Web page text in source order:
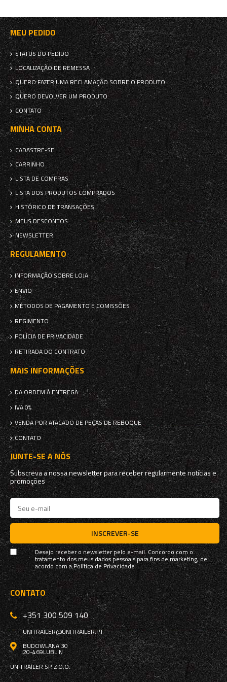
MEU PEDIDO
STATUS DO PEDIDO
LOCALIZAÇÃO DE REMESSA
QUERO FAZER UMA RECLAMAÇÃO SOBRE O PRODUTO
QUERO DEVOLVER UM PRODUTO
CONTATO
MINHA CONTA
CADASTRE-SE
CARRINHO
LISTA DE COMPRAS
LISTA DOS PRODUTOS COMPRADOS
HISTÓRICO DE TRANSAÇÕES
MEUS DESCONTOS
NEWSLETTER
REGULAMENTO
INFORMAÇÃO SOBRE LOJA
ENVIO
MÉTODOS DE PAGAMENTO E COMISSÕES
REGIMENTO
POLÍCIA DE PRIVACIDADE
RETIRADA DO CONTRATO
MAIS INFORMAÇÕES
DA ORDEM À ENTREGA
IVA 0%
VENDA POR ATACADO DE PEÇAS DE REBOQUE
CONTATO
JUNTE-SE A NÓS
Subscreva a nossa newsletter para receber regularmente notícias e
promoções
INSCREVER-SE
Desejo receber o newsletter pelo e-mail. Concordo com o
tratamento dos meus dados pessoais para fins de marketing, de
acordo com aPolítica de Privacidade
CONTATO
+351 300 509 140
UNITRAILER@UNITRAILER.PT
BUDOWLANA 30
20-469LUBLIN
UNITRAILER SP. Z O.O.